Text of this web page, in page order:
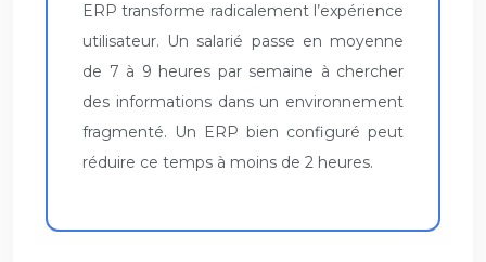
ERP transforme radicalement l’expérience
utilisateur. Un salarié passe en moyenne
de 7 à 9 heures par semaine à chercher
des informations dans un environnement
fragmenté. Un ERP bien configuré peut
réduire ce temps à moins de 2 heures.